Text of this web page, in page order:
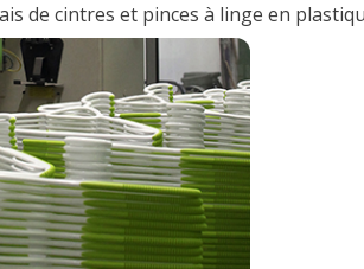
de cintres et pinces à linge en